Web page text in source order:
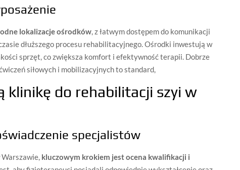
lokalizacje ośrodków, z łatwym dostępem do komunikacji
dłuższego procesu rehabilitacyjnego. Ośrodki inwestują w
sprzęt, co zwiększa komfort i efektywność terapii. Dobrze
siłowych i mobilizacyjnych to standard,
klinikę do rehabilitacji szyi w
specjalistów
kluczowym krokiem jest ocena kwalifikacji i